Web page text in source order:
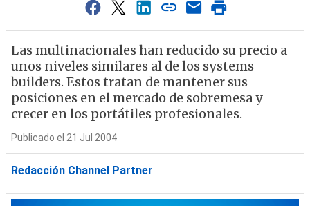
Las multinacionales han reducido su precio a
unos niveles similares al de los systems
builders. Estos tratan de mantener sus
posiciones en el mercado de sobremesa y
crecer en los portátiles profesionales.
Publicado el 21 Jul 2004
Redacción Channel Partner